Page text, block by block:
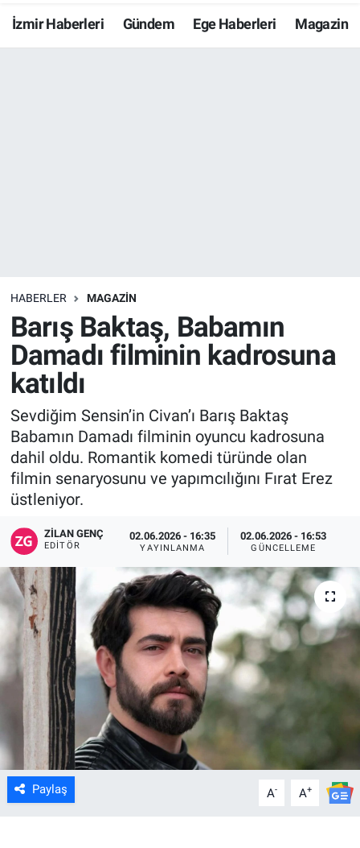
İzmir Haberleri Gündem Ege Haberleri Magazin
HABERLER MAGAZİN
Barış Baktaş, Babamın
Damadı filminin kadrosuna
katıldı
Sevdiğim Sensin’in Civan’ı Barış Baktaş
Babamın Damadı filminin oyuncu kadrosuna
dahil oldu. Romantik komedi türünde olan
filmin senaryosunu ve yapımcılığını Fırat Erez
üstleniyor.
ZILAN GENÇ
EDITÖR
02.06.2026 - 16:35
YAYINLANMA
02.06.2026 - 16:53
GÜNCELLEME
Paylaş A- A+
Resmi İlanlar